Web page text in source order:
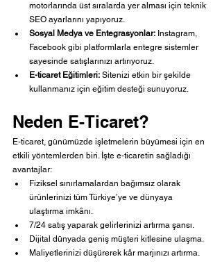
motorlarında üst sıralarda yer alması için teknik
SEO ayarlarını yapıyoruz.
Sosyal Medya ve Entegrasyonlar: Instagram,
Facebook gibi platformlarla entegre sistemler
sayesinde satışlarınızı artırıyoruz.
E-ticaret Eğitimleri: Sitenizi etkin bir şekilde
kullanmanız için eğitim desteği sunuyoruz.
Neden E-Ticaret?
E-ticaret, günümüzde işletmelerin büyümesi için en
etkili yöntemlerden biri. İşte e-ticaretin sağladığı
avantajlar:
Fiziksel sınırlamalardan bağımsız olarak
ürünlerinizi tüm Türkiye’ye ve dünyaya
ulaştırma imkânı.
7/24 satış yaparak gelirlerinizi artırma şansı.
Dijital dünyada geniş müşteri kitlesine ulaşma.
Maliyetlerinizi düşürerek kâr marjınızı artırma.